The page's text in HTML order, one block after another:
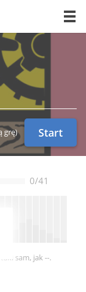
grę) Start
0/41
sam, jak --.